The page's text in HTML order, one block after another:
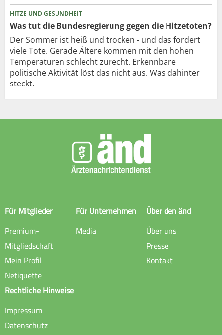
HITZE UND GESUNDHEIT
Was tut die Bundesregierung gegen die Hitzetoten?
Der Sommer ist heiß und trocken - und das fordert
viele Tote. Gerade Ältere kommen mit den hohen
Temperaturen schlecht zurecht. Erkennbare
politische Aktivität löst das nicht aus. Was dahinter
steckt.
Für Mitglieder
Premium-
Mitgliedschaft
Mein Profil
Netiquette
Für Unternehmen
Media
Über den änd
Über uns
Presse
Kontakt
Rechtliche Hinweise
Impressum
Datenschutz